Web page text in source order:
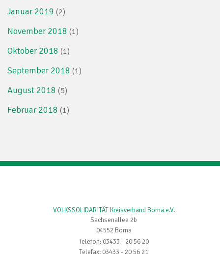
Januar 2019 (2)
November 2018 (1)
Oktober 2018 (1)
September 2018 (1)
August 2018 (5)
Februar 2018 (1)
VOLKSSOLIDARITÄT Kreisverband Borna e.V.
Sachsenallee 2b
04552 Borna
Telefon: 03433 - 20 56 20
Telefax: 03433 - 20 56 21